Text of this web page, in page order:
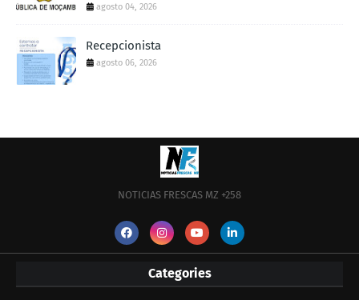
agosto 04, 2026
Recepcionista
agosto 06, 2026
NOTICIAS FRESCAS MZ +258
Categories